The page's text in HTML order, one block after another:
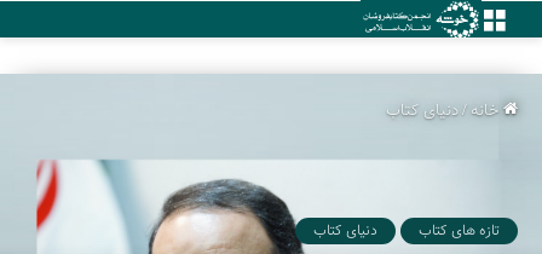
منو
خانه/دنیای کتاب
تازه های کتاب دنیای کتاب